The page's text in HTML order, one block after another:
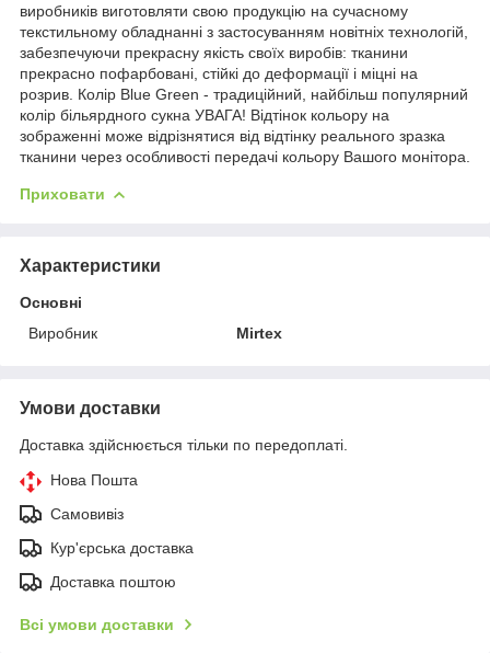
виробників виготовляти свою продукцію на сучасному
текстильному обладнанні з застосуванням новітніх технологій,
забезпечуючи прекрасну якість своїх виробів: тканини
прекрасно пофарбовані, стійкі до деформації і міцні на
розрив. Колір Blue Green - традиційний, найбільш популярний
колір більярдного сукна УВАГА! Відтінок кольору на
зображенні може відрізнятися від відтінку реального зразка
тканини через особливості передачі кольору Вашого монітора.
Приховати
Характеристики
Основні
Виробник
Mirtex
Умови доставки
Доставка здійснюється тільки по передоплаті.
Нова Пошта
Самовивіз
Кур'єрська доставка
Доставка поштою
Всі умови доставки